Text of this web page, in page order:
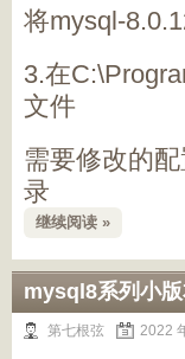
将mysql-
3.在
文件
需要修改的
录
继续阅读 »
mysql8系列小
第七根弦 2022